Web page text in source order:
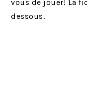
vous de jouer! La
dessous.